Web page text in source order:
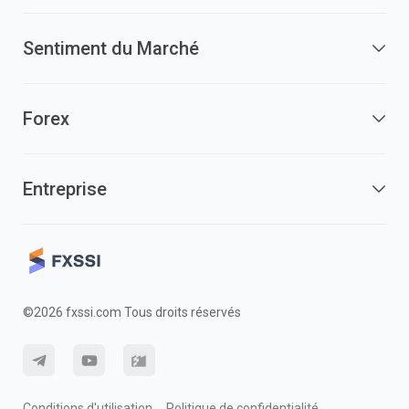
Sentiment du Marché
Forex
Entreprise
©2026 fxssi.com Tous droits réservés